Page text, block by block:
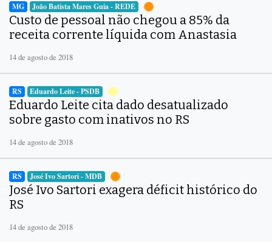
MG João Batista Mares Guia - REDE
Custo de pessoal não chegou a 85% da
receita corrente líquida com Anastasia
14 de agosto de 2018
RS Eduardo Leite - PSDB
Eduardo Leite cita dado desatualizado
sobre gasto com inativos no RS
14 de agosto de 2018
RS José Ivo Sartori - MDB
José Ivo Sartori exagera déficit histórico do
RS
14 de agosto de 2018